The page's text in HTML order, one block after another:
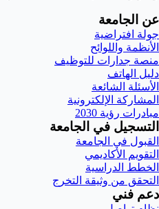
عن الجامعة
جولة افتراضية
الأنظمة واللوائح
منصة جدارات للتوظيف
دليل الهاتف
الأسئلة الشائعة
المشاركة الإلكترونية
مبادرات رؤية 2030
التسجيل في الجامعة
القبول في الجامعة
التقويم الأكاديمي
الخطط الدراسية
التحقق من وثيقة التخرج
دعم فني